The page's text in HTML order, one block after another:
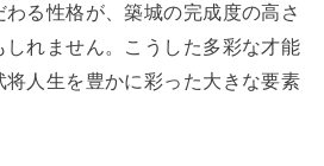
る性格が、築城の完成度の高さ
れません。こうした多彩な才能
将人生を豊かに彩った大きな要素